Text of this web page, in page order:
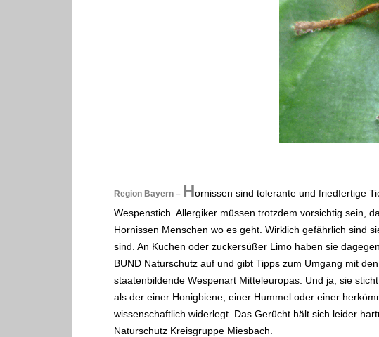
Region Bayern – Hornissen sind tolerante und friedfertige
Wespenstich. Allergiker müssen trotzdem vorsichtig sein,
Hornissen Menschen wo es geht. Wirklich gefährlich sind
sind. An Kuchen oder zuckersüßer Limo haben sie
BUND Naturschutz auf und gibt Tipps zum Umgang mit
staatenbildende Wespenart Mitteleuropas. Und ja, sie
als der einer Honigbiene, einer Hummel oder einer
wissenschaftlich widerlegt. Das Gerücht hält sich leider
Naturschutz Kreisgruppe Miesbach.